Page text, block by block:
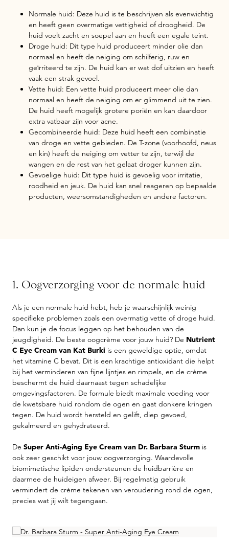
Normale huid: Deze huid is te beschrijven als evenwichtig
en heeft geen overmatige vettigheid of droogheid. De
huid voelt zacht en soepel aan en heeft een egale teint.
Droge huid: Dit type huid produceert minder olie dan
normaal en heeft de neiging om schilferig, ruw en
geïrriteerd te zijn. De huid kan er wat dof uitzien en heeft
vaak een strak gevoel.
Vette huid: Een vette huid produceert meer olie dan
normaal en heeft de neiging om er glimmend uit te zien.
De huid heeft mogelijk grotere poriën en kan daardoor
extra vatbaar zijn voor acne.
Gecombineerde huid: Deze huid heeft een combinatie
van droge en vette gebieden. De T-zone (voorhoofd, neus
en kin) heeft de neiging om vetter te zijn, terwijl de
wangen en de rest van het gelaat droger kunnen zijn.
Gevoelige huid: Dit type huid is gevoelig voor irritatie,
roodheid en jeuk. De huid kan snel reageren op bepaalde
producten, weersomstandigheden en andere factoren.
1. Oogverzorging voor de normale huid
Als je een normale huid hebt, heb je waarschijnlijk weinig
specifieke problemen zoals een overmatig vette of droge huid.
Dan kun je de focus leggen op het behouden van de
jeugdigheid. De beste oogcrème voor jouw huid? De Nutrient
C Eye Cream van Kat Burki is een geweldige optie, omdat
het vitamine C bevat. Dit is een krachtige antioxidant die helpt
bij het verminderen van fijne lijntjes en rimpels, en de crème
beschermt de huid daarnaast tegen schadelijke
omgevingsfactoren. De formule biedt maximale voeding voor
de kwetsbare huid rondom de ogen en gaat donkere kringen
tegen. De huid wordt hersteld en gelift, diep gevoed,
gekalmeerd en gehydrateerd.
De Super Anti-Aging Eye Cream van Dr. Barbara Sturm is
ook zeer geschikt voor jouw oogverzorging. Waardevolle
biomimetische lipiden ondersteunen de huidbarrière en
daarmee de huideigen afweer. Bij regelmatig gebruik
vermindert de crème tekenen van veroudering rond de ogen,
precies wat jij wilt tegengaan.
Skip product gallery